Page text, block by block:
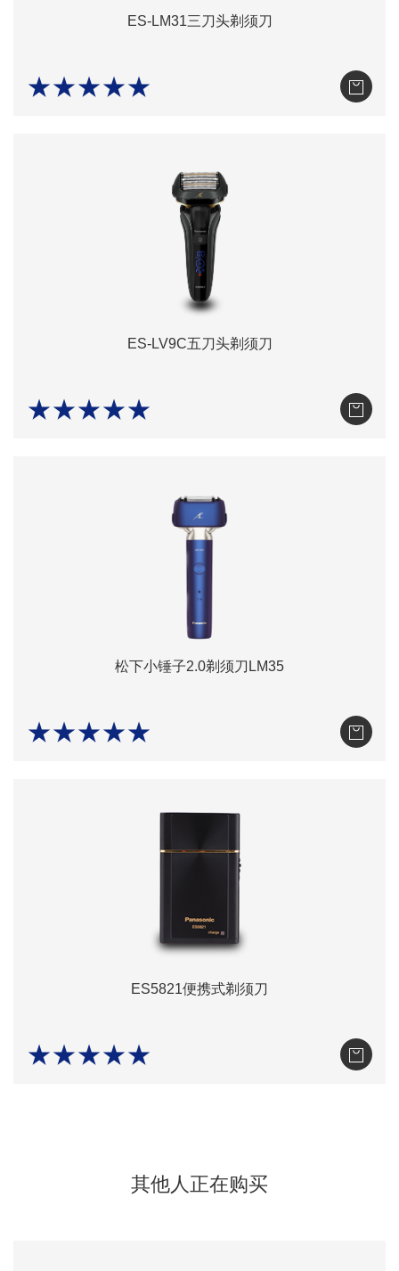
ES-LM31三刀头剃须刀
★★★★★
ES-LV9C五刀头剃须刀
★★★★★
松下小锤子2.0剃须刀LM35
★★★★★
ES5821便携式剃须刀
★★★★★
其他人正在购买